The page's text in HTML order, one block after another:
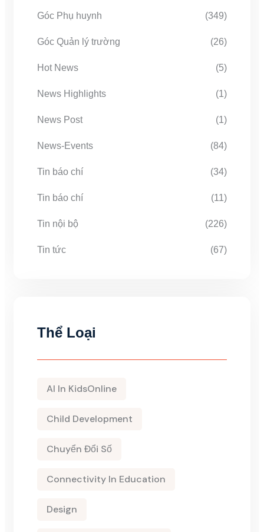
Góc Phụ huynh (349)
Góc Quản lý trường (26)
Hot News (5)
News Highlights (1)
News Post (1)
News-Events (84)
Tin báo chí (34)
Tin báo chí (11)
Tin nội bộ (226)
Tin tức (67)
Thể Loại
AI In KidsOnline
Child Development
Chuyển Đổi Số
Connectivity In Education
Design